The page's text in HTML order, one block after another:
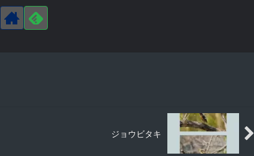
ジョウビタキ